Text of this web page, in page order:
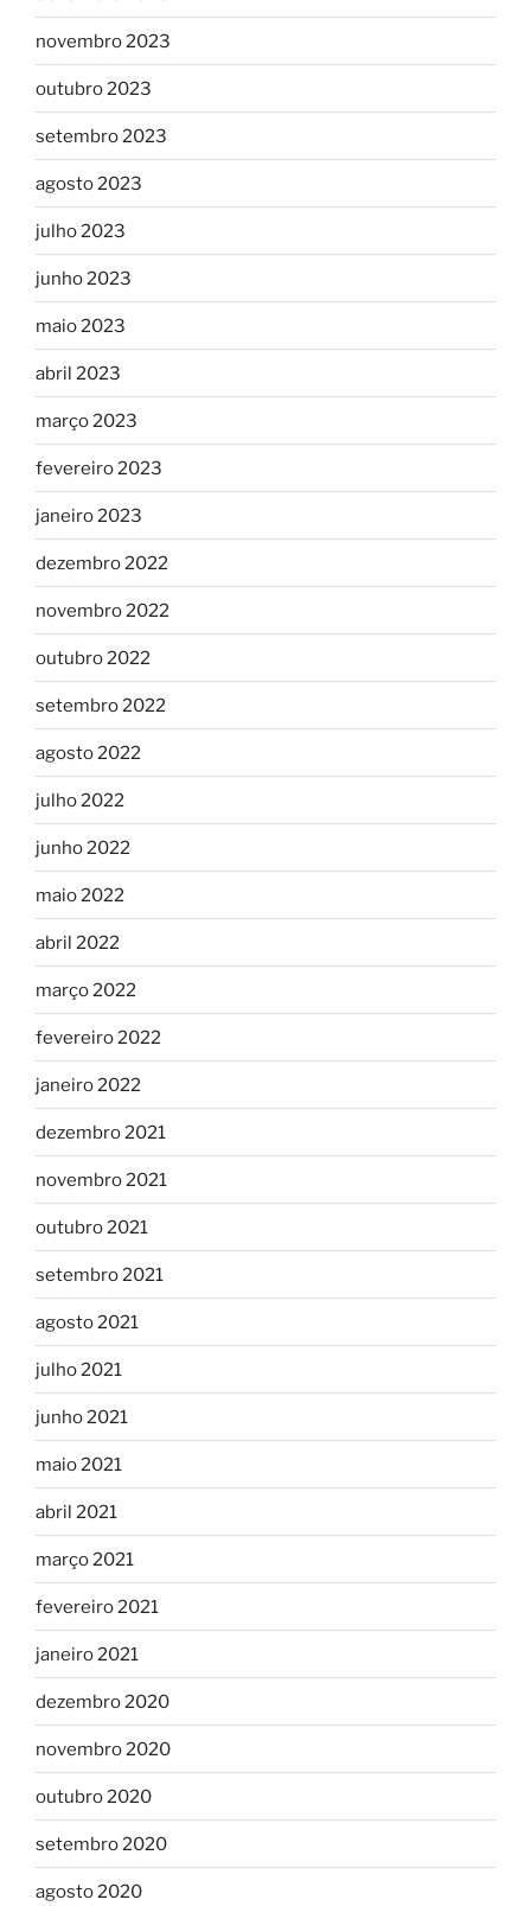
novembro 2023
outubro 2023
setembro 2023
agosto 2023
julho 2023
junho 2023
maio 2023
abril 2023
março 2023
fevereiro 2023
janeiro 2023
dezembro 2022
novembro 2022
outubro 2022
setembro 2022
agosto 2022
julho 2022
junho 2022
maio 2022
abril 2022
março 2022
fevereiro 2022
janeiro 2022
dezembro 2021
novembro 2021
outubro 2021
setembro 2021
agosto 2021
julho 2021
junho 2021
maio 2021
abril 2021
março 2021
fevereiro 2021
janeiro 2021
dezembro 2020
novembro 2020
outubro 2020
setembro 2020
agosto 2020